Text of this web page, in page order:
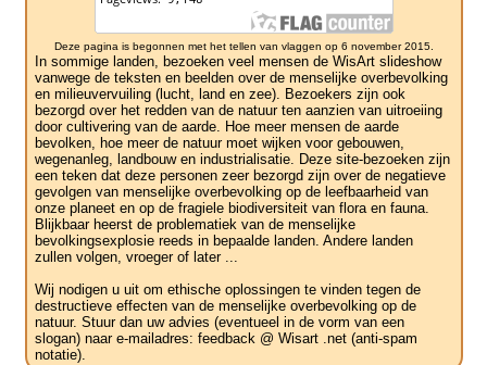
Deze pagina is begonnen met het tellen van vlaggen op 6 november 2015.
In sommige landen, bezoeken veel mensen de WisArt slideshow
vanwege de teksten en beelden over de menselijke overbevolking
en milieuvervuiling (lucht, land en zee). Bezoekers zijn ook
bezorgd over het redden van de natuur ten aanzien van uitroeiing
door cultivering van de aarde. Hoe meer mensen de aarde
bevolken, hoe meer de natuur moet wijken voor gebouwen,
wegenanleg, landbouw en industrialisatie. Deze site-bezoeken zijn
een teken dat deze personen zeer bezorgd zijn over de negatieve
gevolgen van menselijke overbevolking op de leefbaarheid van
onze planeet en op de fragiele biodiversiteit van flora en fauna.
Blijkbaar heerst de problematiek van de menselijke
bevolkingsexplosie reeds in bepaalde landen. Andere landen
zullen volgen, vroeger of later ...
Wij nodigen u uit om ethische oplossingen te vinden tegen de
destructieve effecten van de menselijke overbevolking op de
natuur. Stuur dan uw advies (eventueel in de vorm van een
slogan) naar e-mailadres: feedback @ Wisart .net (anti-spam
notatie).